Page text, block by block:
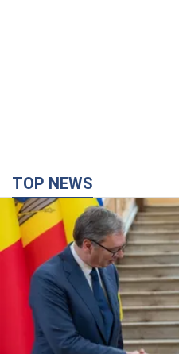
TOP NEWS